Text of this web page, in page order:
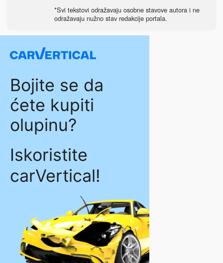
*Svi tekstovi odražavaju osobne stavove autora i ne
odražavaju nužno stav redakcije portala.